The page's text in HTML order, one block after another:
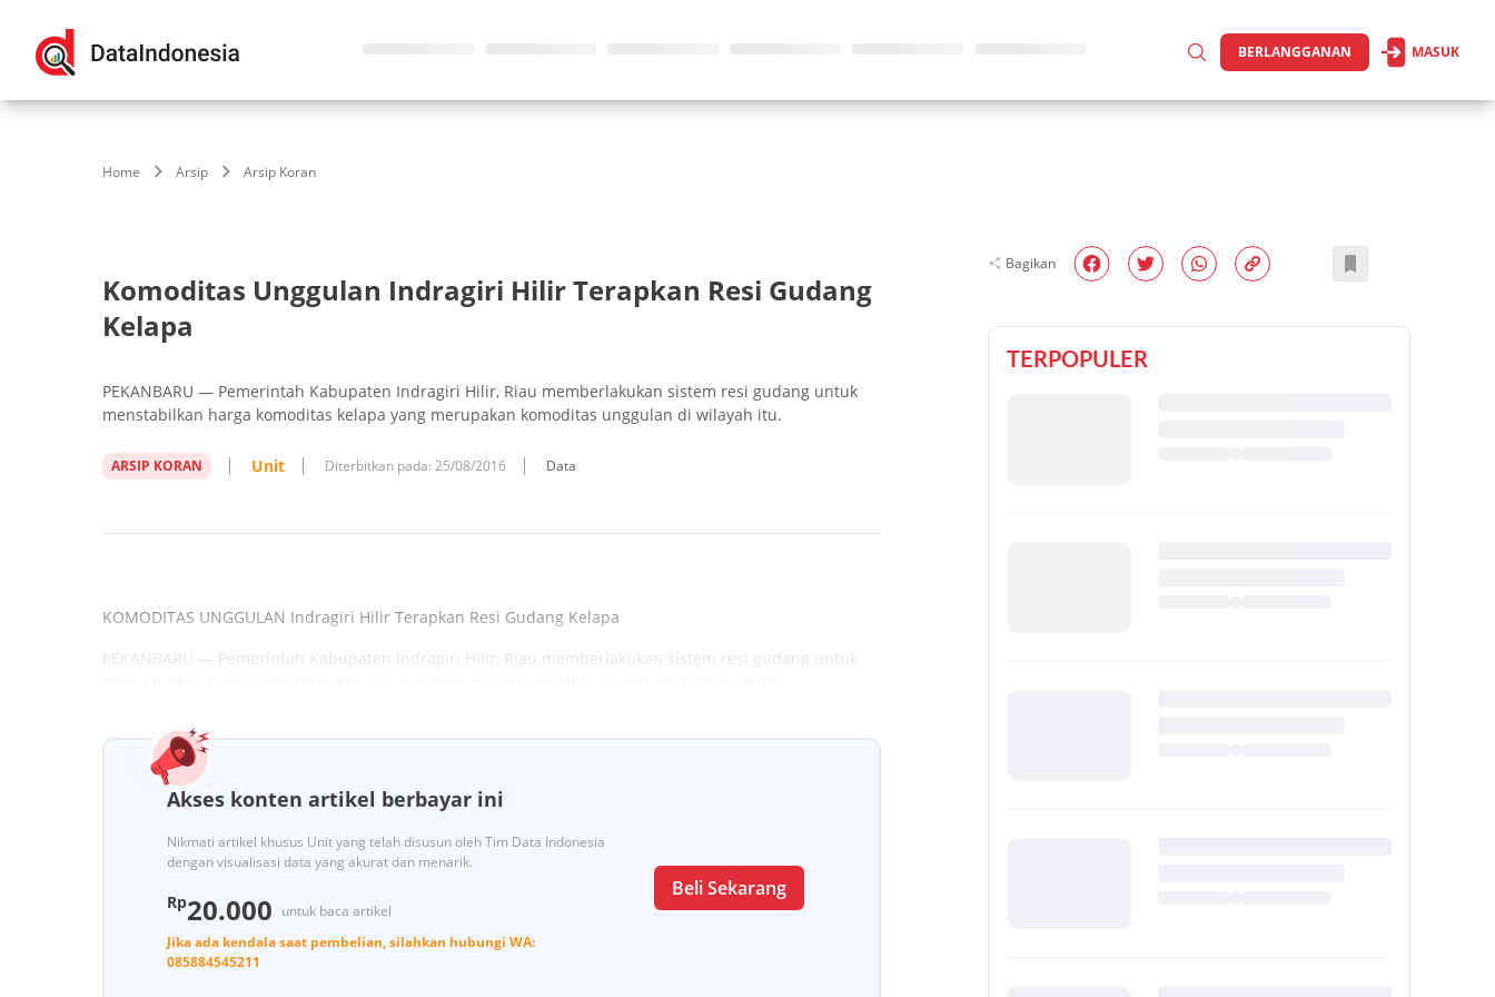
BERLANGGANAN MASUK
Home Arsip Arsip Koran
Komoditas Unggulan Indragiri Hilir Terapkan Resi Gudang
Kelapa
PEKANBARU — Pemerintah Kabupaten Indragiri Hilir, Riau memberlakukan sistem resi gudang untuk
menstabilkan harga komoditas kelapa yang merupakan komoditas unggulan di wilayah itu.
ARSIP KORAN Unit Diterbitkan pada: 25/08/2016 Data
KOMODITAS UNGGULAN Indragiri Hilir Terapkan Resi Gudang Kelapa
PEKANBARU — Pemerintah Kabupaten Indragiri Hilir, Riau memberlakukan sistem resi gudang untuk
Akses konten artikel berbayar ini
Nikmati artikel khusus Unit yang telah disusun oleh Tim Data Indonesia
dengan visualisasi data yang akurat dan menarik.
Rp20.000 untuk baca artikel
Jika ada kendala saat pembelian, silahkan hubungi WA:
085884545211
Beli Sekarang
Bagikan
TERPOPULER